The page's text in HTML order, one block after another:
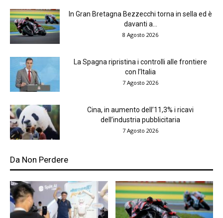
In Gran Bretagna Bezzecchi torna in sella ed è
davanti a...
8 Agosto 2026
La Spagna ripristina i controlli alle frontiere
con l’Italia
7 Agosto 2026
Cina, in aumento dell’11,3% i ricavi
dell’industria pubblicitaria
7 Agosto 2026
Da Non Perdere